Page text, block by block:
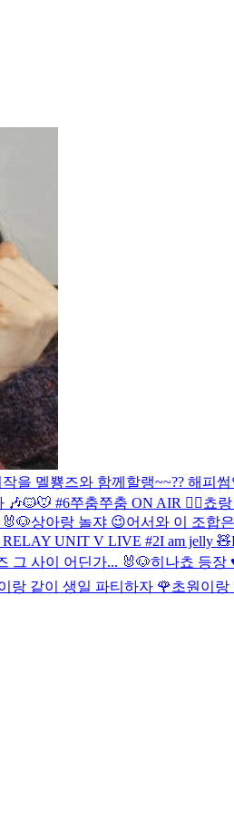
을 멜뿅즈와 함께할랭~~?? 해피
🎶🐱🐭 #6쭈춤쭈춤 ON AIR 👯‍♀️쵸
상아랑 놀쟈 😉어서와 이 조합
UNIT V LIVE #2I am jelly 🧸
그 사이 어딘가... 🐰🐶히나쵸 등장
랑 같이 생일 파티하자 🌹초원이랑